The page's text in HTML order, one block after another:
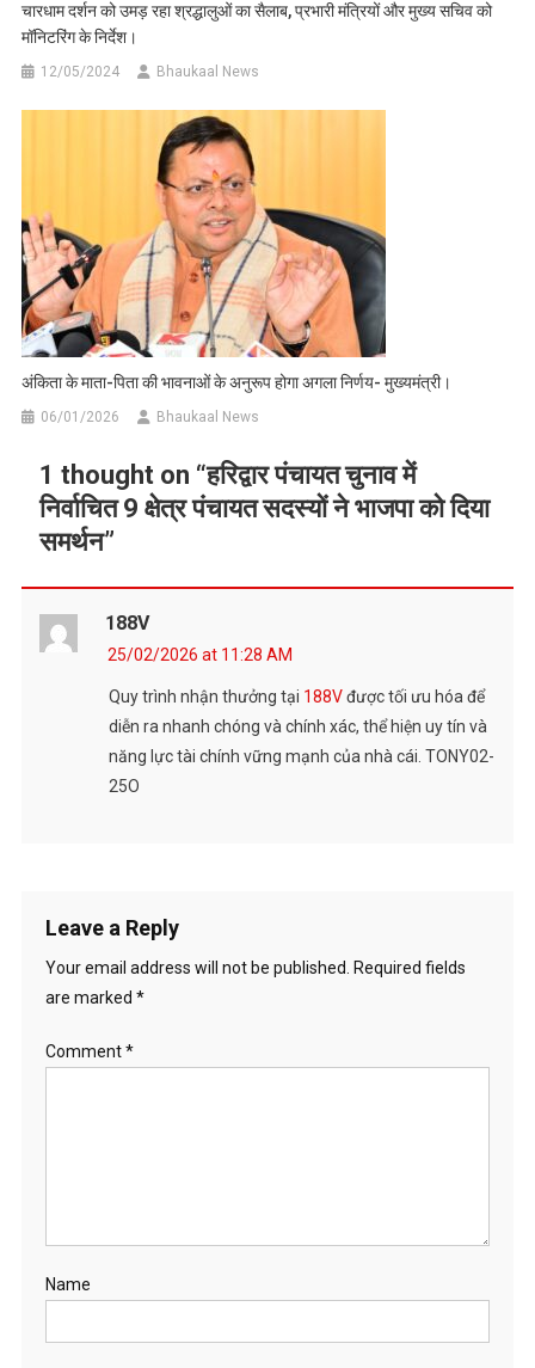
चारधाम दर्शन को उमड़ रहा श्रद्धालुओं का सैलाब, प्रभारी मंत्रियों और मुख्य सचिव को
मॉनिटरिंग के निर्देश।
12/05/2024 Bhaukaal News
अंकिता के माता-पिता की भावनाओं के अनुरूप होगा अगला निर्णय- मुख्यमंत्री।
06/01/2026 Bhaukaal News
1 thought on “हरिद्वार पंचायत चुनाव में
निर्वाचित 9 क्षेत्र पंचायत सदस्यों ने भाजपा को दिया
समर्थन”
188V
25/02/2026 at 11:28 AM
Quy trình nhận thưởng tại 188Vđược tối ưu hóa để
diễn ra nhanh chóng và chính xác, thể hiện uy tín và
năng lực tài chính vững mạnh của nhà cái. TONY02-
25O
Leave a Reply
Your email address will not be published.
Required fields
are marked *
Comment*
Name